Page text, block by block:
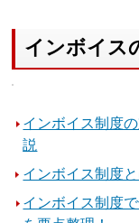
インボイス
インボイス制度
説
インボイス制度
インボイス制度